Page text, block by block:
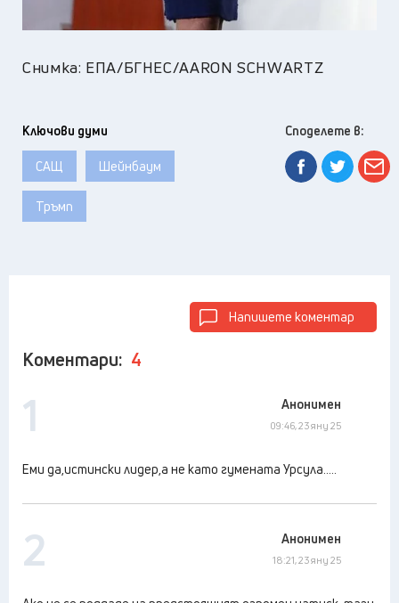
Снимка: ЕПА/БГНЕС/AARON SCHWARTZ
Ключови думи
САЩ Шейнбаум
Тръмп
Споделете в:
Напишете коментар
Коментари: 4
1 Анонимен
09:46, 23 яну 25
Еми да,истински лидер,а не като гумената Урсула.....
2 Анонимен
18:21, 23 яну 25